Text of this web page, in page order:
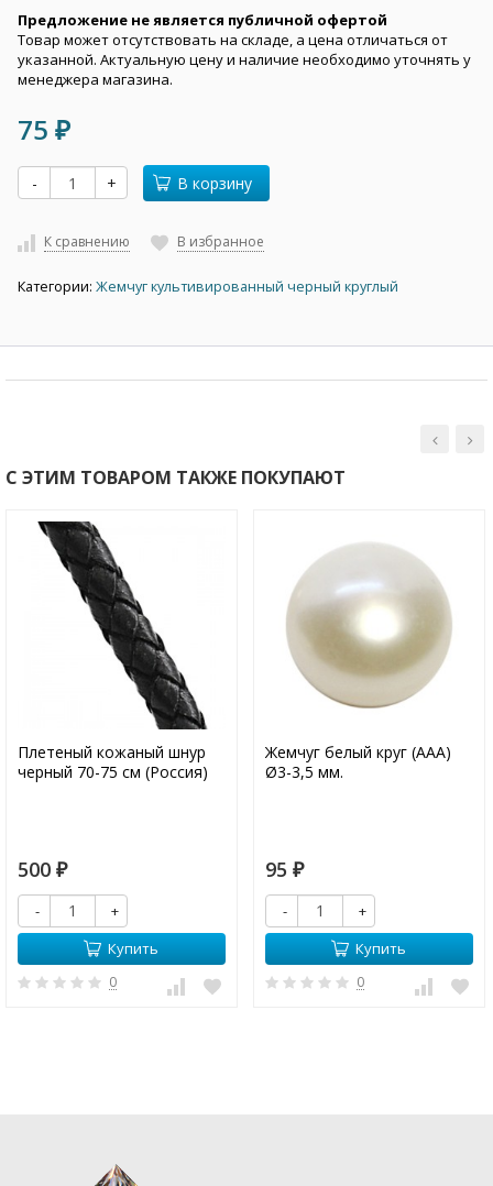
Предложение не является публичной офертой
Товар может отсутствовать на складе, а цена отличаться от
указанной. Актуальную цену и наличие необходимо уточнять у
менеджера магазина.
75 ₽
- + В корзину
К сравнению В избранное
Категории: Жемчуг культивированный черный круглый
С ЭТИМ ТОВАРОМ ТАКЖЕ ПОКУПАЮТ
Плетеный кожаный шнур
черный 70-75 см (Россия)
500 ₽
-
+
Купить
0
Жемчуг белый круг (ААА)
Ø3-3,5 мм.
95 ₽
-
+
Купить
0